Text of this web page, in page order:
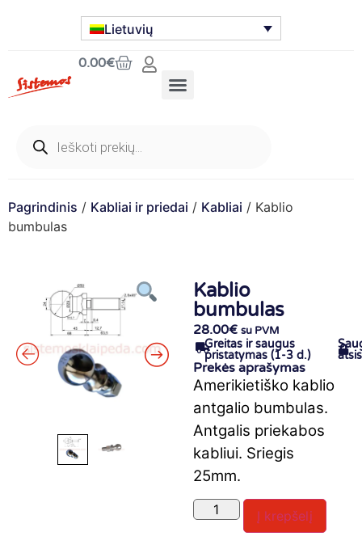
Lietuvių
0.00€
Pagrindinis / Kabliai ir priedai / Kabliai / Kablio
bumbulas
Kablio
bumbulas
28.00€ su PVM
Greitas ir saugus
pristatymas (1-3 d.)
Prekės aprašymas
Amerikietiško kablio
antgalio bumbulas.
Antgalis priekabos
kabliui. Sriegis
25mm.
Į krepšelį